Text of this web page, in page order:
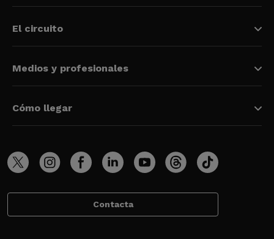
El circuito
Medios y profesionales
Cómo llegar
Contacta